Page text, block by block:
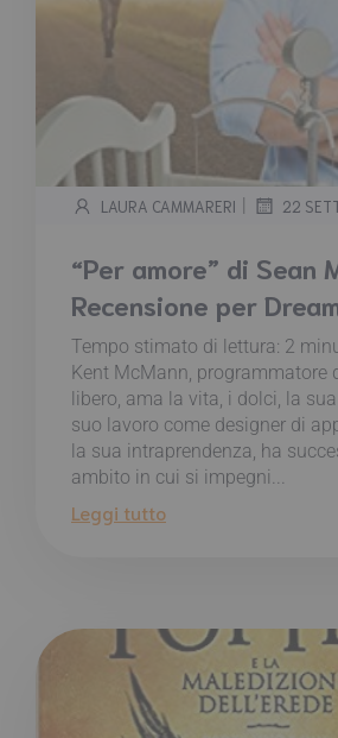
LAURA CAMMARERI | 22
“Per amore” di Sean
Recensione per
Tempo stimato di lettura: 2
Kent McMann, programmatore
libero, ama la vita, i dolci, la
suo lavoro come designer di
la sua intraprendenza, ha
ambito in cui si impegni...
Leggi tutto